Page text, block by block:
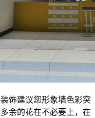
饰建议您形象墙色彩突
余的花在不必要上，在